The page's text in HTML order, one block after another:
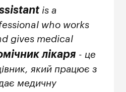
is a
who works
gives medical
лікаря - це
який працює з
медичну